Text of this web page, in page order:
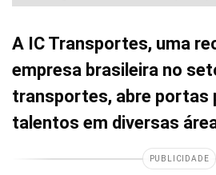
A IC Transportes, uma
empresa brasileira no
transportes, abre portas
talentos em diversas
PUBLICIDADE